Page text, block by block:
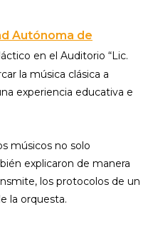
Autónoma de
en el Auditorio “Lic.
la música clásica a
experiencia educativa e
músicos no solo
explicaron de manera
los protocolos de un
la orquesta.